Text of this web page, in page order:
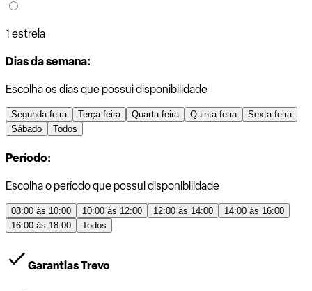
1 estrela
Dias da semana:
Escolha os dias que possui disponibilidade
Segunda-feira Terça-feira Quarta-feira Quinta-feira
Sexta-feira
Sábado
Todos
Período:
Escolha o período que possui disponibilidade
08:00 às 10:00 10:00 às 12:00 12:00 às 14:00
14:00 às 16:00
16:00 às 18:00
Todos
Garantias Trevo